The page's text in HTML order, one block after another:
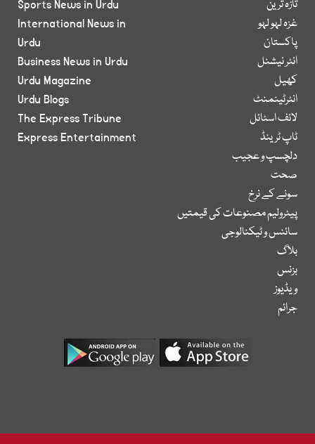
تازہ ترین
غزہ لہو لہو
پاکستان
انٹر نیشنل
کھیل
انٹرٹینمنٹ
لائف اسٹائل
ٹاپ ٹرینڈ
دلچسپ و عجیب
صحت
سونے کے نرخ
پیٹرولیم مصنوعات کی قیمتیں
سائنس و ٹیکنالوجی
بلاگ
بزنس
ویڈیوز
جرائم
Sports News in Urdu
International News in
Urdu
Business News in Urdu
Urdu Magazine
Urdu Blogs
The Express Tribune
Express Entertainment